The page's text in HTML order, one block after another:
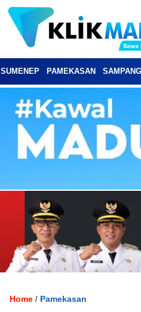
SUMENEP PAMEKASAN SAMPANG
Home / Pamekasan